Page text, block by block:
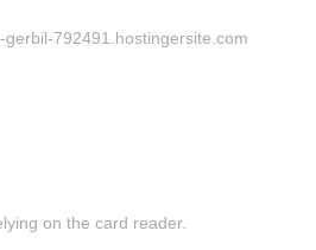
792491.hostingersite.com
on the card reader.